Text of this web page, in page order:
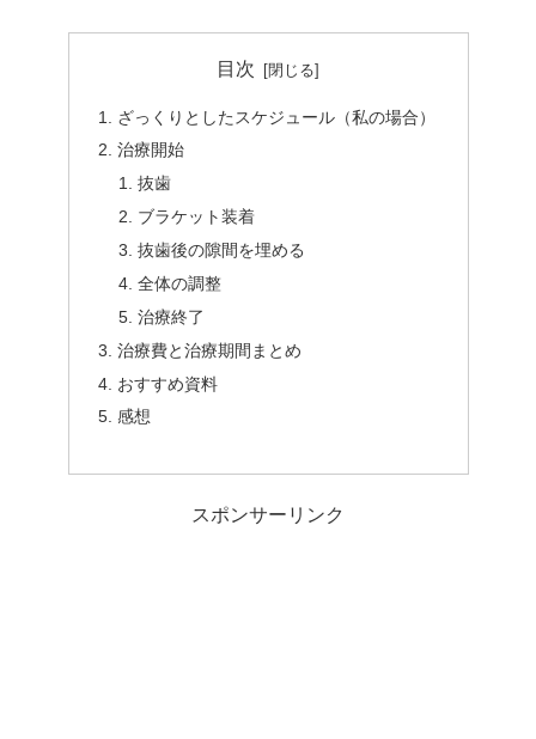
目次
ざっくりとしたスケジュール（私の場合）
治療開始
抜歯
ブラケット装着
抜歯後の隙間を埋める
全体の調整
治療終了
治療費と治療期間まとめ
おすすめ資料
感想
スポンサーリンク